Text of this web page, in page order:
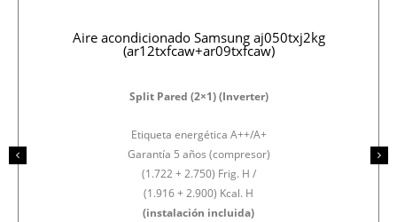
Aire acondicionado Samsung aj050txj2kg
(ar12txfcaw+ar09txfcaw)
Split Pared (2×1) (Inverter)
Etiqueta energética A++/A+
Garantía 5 años (compresor)
(1.722 + 2.750) Frig. H /
(1.916 + 2.900) Kcal. H
(instalación incluida)